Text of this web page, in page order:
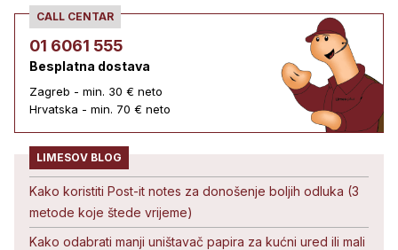
CALL CENTAR
01 6061 555
Besplatna dostava
Zagreb - min. 30 € neto
Hrvatska - min. 70 € neto
LIMESOV BLOG
Kako koristiti Post-it notes za donošenje boljih odluka (3
metode koje štede vrijeme)
Kako odabrati manji uništavač papira za kućni ured ili mali